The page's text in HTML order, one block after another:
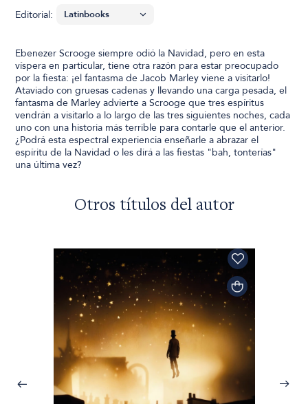
Editorial:
Ebenezer Scrooge siempre odió la Navidad, pero en esta
víspera en particular, tiene otra razón para estar preocupado
por la fiesta: ¡el fantasma de Jacob Marley viene a visitarlo!
Ataviado con gruesas cadenas y llevando una carga pesada, el
fantasma de Marley advierte a Scrooge que tres espíritus
vendrán a visitarlo a lo largo de las tres siguientes noches, cada
uno con una historia más terrible para contarle que el anterior.
¿Podrá esta espectral experiencia enseñarle a abrazar el
espíritu de la Navidad o les dirá a las fiestas "bah, tonterías"
una última vez?
Otros títulos del autor